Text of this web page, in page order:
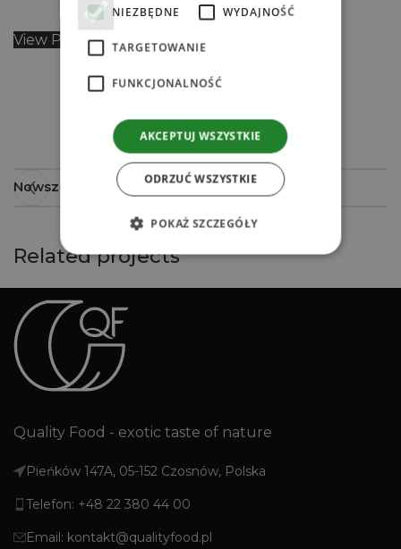
View Project
Nowsze
Related projects
Imperdiet mauris a nontin
Quality Food - exotic taste of nature
Pieńków 147A, 05-152 Czosnów, Polska
Telefon: +48 22 380 44 00
Email: kontakt@qualityfood.pl
NIEZBĘDNE WYDAJNOŚĆ
TARGETOWANIE
FUNKCJONALNOŚĆ
AKCEPTUJ WSZYSTKIE
ODRZUĆ WSZYSTKIE
POKAŻ SZCZEGÓŁY